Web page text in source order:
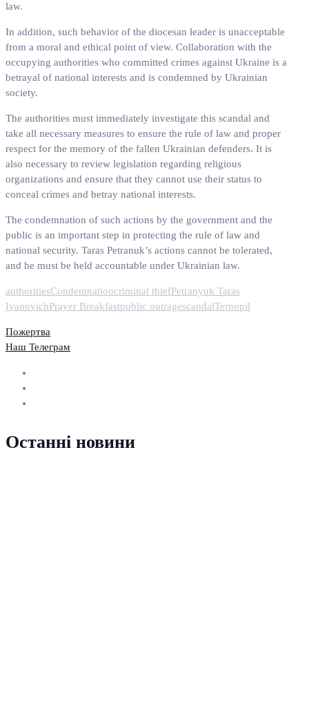
law.
In addition, such behavior of the diocesan leader is unacceptable
from a moral and ethical point of view. Collaboration with the
occupying authorities who committed crimes against Ukraine is a
betrayal of national interests and is condemned by Ukrainian
society.
The authorities must immediately investigate this scandal and
take all necessary measures to ensure the rule of law and proper
respect for the memory of the fallen Ukrainian defenders. It is
also necessary to review legislation regarding religious
organizations and ensure that they cannot use their status to
conceal crimes and betray national interests.
The condemnation of such actions by the government and the
public is an important step in protecting the rule of law and
national security. Taras Petranuk’s actions cannot be tolerated,
and he must be held accountable under Ukrainian law.
authoritiesCondemnationcriminal thiefPetranyuk Taras
IvanovichPrayer Breakfastpublic outragescandalTernopil
Пожертва
Наш Телеграм
Останні новини